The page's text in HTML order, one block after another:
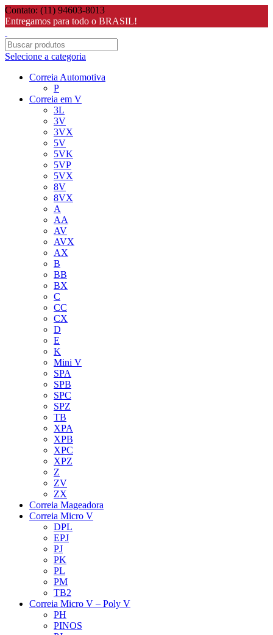
Contato: (11) 94603-8013
Entregamos para todo o BRASIL!
Selecione a categoria
Correia Automotiva
P
Correia em V
3L
3V
3VX
5V
5VK
5VP
5VX
8V
8VX
A
AA
AV
AVX
AX
B
BB
BX
C
CC
CX
D
E
K
Mini V
SPA
SPB
SPC
SPZ
TB
XPA
XPB
XPC
XPZ
Z
ZV
ZX
Correia Mageadora
Correia Micro V
DPL
EPJ
PJ
PK
PL
PM
TB2
Correia Micro V – Poly V
PH
PINOS